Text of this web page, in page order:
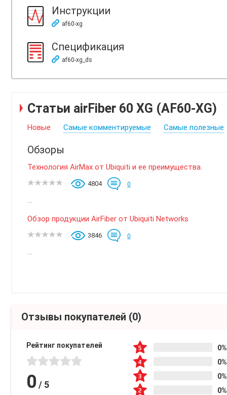
Инструкции
af60-xg
Спецификация
af60-xg_ds
Статьи airFiber 60 XG (AF60-XG)
Новые Самые комментируемые Самые полезные
Обзоры
Технология AirMax от Ubiquiti и ее преимущества.
4804 0
Обзор продукции AirFiber от Ubiquiti Networks
3846 0
Отзывы покупателей (0)
Рейтинг покупателей
0 / 5
0%
0%
0%
0%